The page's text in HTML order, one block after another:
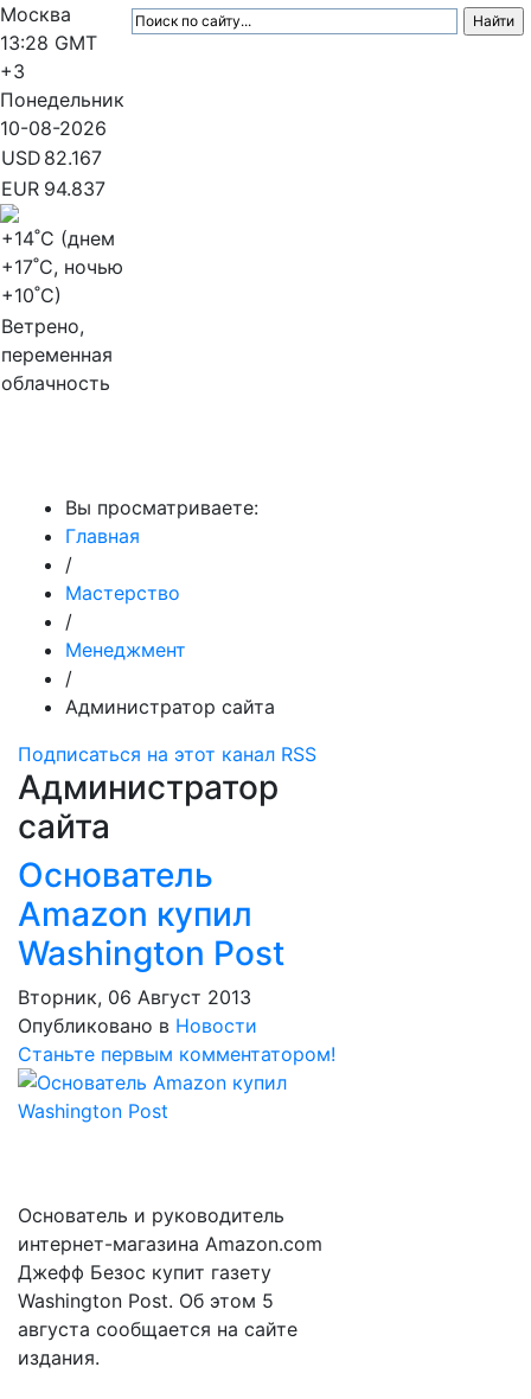
Москва
13:28 GMT
+3
Понедельник
10-08-2026
USD 82.167
EUR 94.837
+14˚C (днем
+17˚C, ночью
+10˚C)
Ветрено,
переменная
облачность
Вы просматриваете:
Главная
/
Мастерство
/
Менеджмент
/
Администратор сайта
Подписаться на этот канал RSS
Администратор
сайта
Основатель
Amazon купил
Washington Post
Вторник, 06 Август 2013
Опубликовано в Новости
Станьте первым комментатором!
Основатель и руководитель
интернет-магазина Amazon.com
Джефф Безос купит газету
Washington Post. Об этом 5
августа сообщается на сайте
издания.